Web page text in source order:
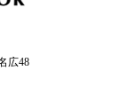
広48